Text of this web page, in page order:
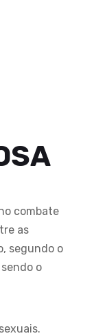
combate
as
segundo o
o